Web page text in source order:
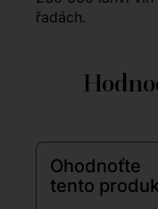
řadách.
Ohodnoťte
tento